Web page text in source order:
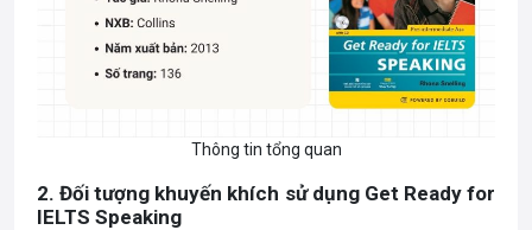
Thông tin tổng quan
2. Đối tượng khuyến khích sử dụng Get Ready for
IELTS Speaking